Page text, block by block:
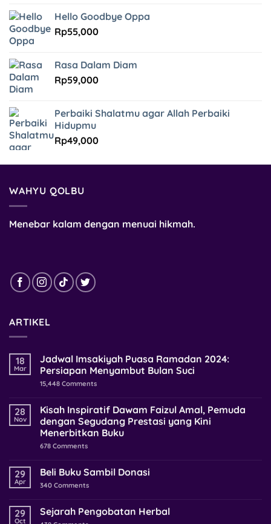
Hello Goodbye Oppa
Rp55,000
Rasa Dalam Diam
Rp59,000
Perbaiki Shalatmu agar Allah Perbaiki
Hidupmu
Rp49,000
WAHYU QOLBU
Menebar kalam dengan menuai hikmah.
ARTIKEL
18
Mar
Jadwal Imsakiyah Puasa Ramadan 2024:
Persiapan Menyambut Bulan Suci
15,448 Comments
28
Nov
Kisah Inspiratif Dawam Faizul Amal, Pemuda
dengan Segudang Prestasi yang Kini
Menerbitkan Buku
678 Comments
29
Apr
Beli Buku Sambil Donasi
340 Comments
29
Oct
Sejarah Pengobatan Herbal